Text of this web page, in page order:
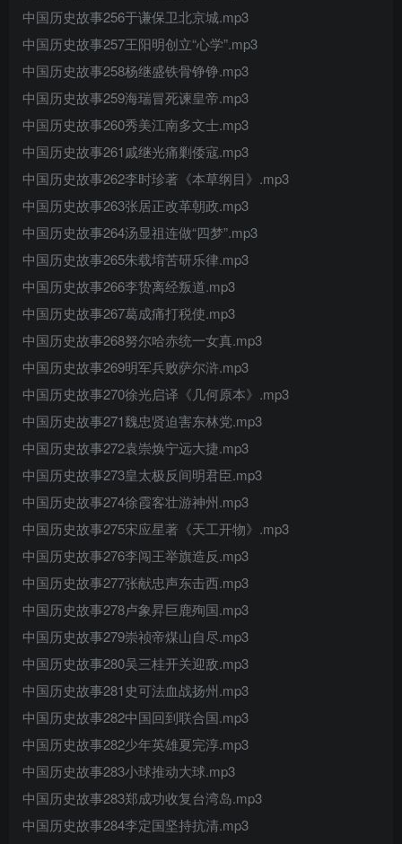
中国历史故事256于谦保卫北京城.mp3
中国历史故事257王阳明创立“心学”.mp3
中国历史故事258杨继盛铁骨铮铮.mp3
中国历史故事259海瑞冒死谏皇帝.mp3
中国历史故事260秀美江南多文士.mp3
中国历史故事261戚继光痛剿倭寇.mp3
中国历史故事262李时珍著《本草纲目》.mp3
中国历史故事263张居正改革朝政.mp3
中国历史故事264汤显祖连做“四梦”.mp3
中国历史故事265朱载堉苦研乐律.mp3
中国历史故事266李贽离经叛道.mp3
中国历史故事267葛成痛打税使.mp3
中国历史故事268努尔哈赤统一女真.mp3
中国历史故事269明军兵败萨尔浒.mp3
中国历史故事270徐光启译《几何原本》.mp3
中国历史故事271魏忠贤迫害东林党.mp3
中国历史故事272袁崇焕宁远大捷.mp3
中国历史故事273皇太极反间明君臣.mp3
中国历史故事274徐霞客壮游神州.mp3
中国历史故事275宋应星著《天工开物》.mp3
中国历史故事276李闯王举旗造反.mp3
中国历史故事277张献忠声东击西.mp3
中国历史故事278卢象昇巨鹿殉国.mp3
中国历史故事279崇祯帝煤山自尽.mp3
中国历史故事280吴三桂开关迎敌.mp3
中国历史故事281史可法血战扬州.mp3
中国历史故事282中国回到联合国.mp3
中国历史故事282少年英雄夏完淳.mp3
中国历史故事283小球推动大球.mp3
中国历史故事283郑成功收复台湾岛.mp3
中国历史故事284李定国坚持抗清.mp3